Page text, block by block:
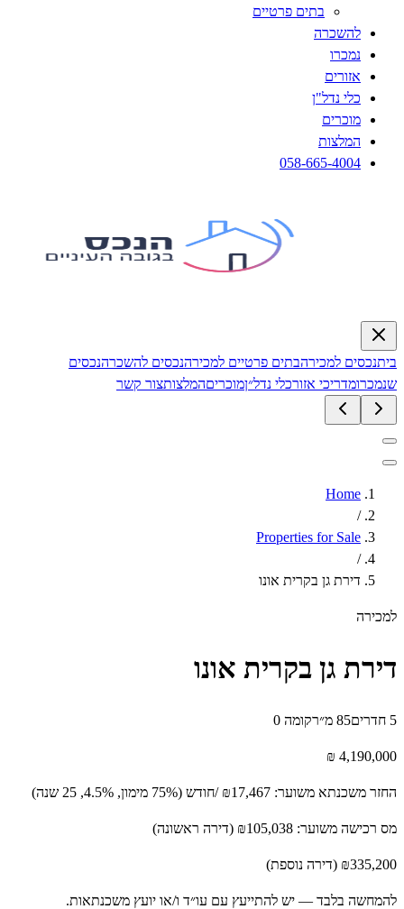
בתים פרטיים
להשכרה
נמכרו
אזורים
כלי נדל"ן
מוכרים
המלצות
058-665-4004
למכירהבתים פרטיים למכירהנכסים להשכרהנכסים
מדריכי אזורכלי נדל״ןמוכריםהמלצותצור קשר
Home
Properties for Sale
דירת גן בקרית אונו
גן בקרית אונו
85 מ״ר קומה 0
משכנתא משוער: ₪17,467 /חודש (75% מימון, 4.5%, 25 שנה)
משוער: ₪105,038 (דירה ראשונה)
(דירה נוספת)
בלבד — יש להתייעץ עם עו״ד ו/או יועץ משכנתאות.